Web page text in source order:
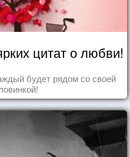
цитат о любви!
будет рядом со своей